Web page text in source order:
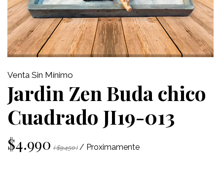
Venta Sin Mínimo
Jardin Zen Buda chico
Cuadrado JI19-013
$4.990 ( $9.450 ) / Proximamente